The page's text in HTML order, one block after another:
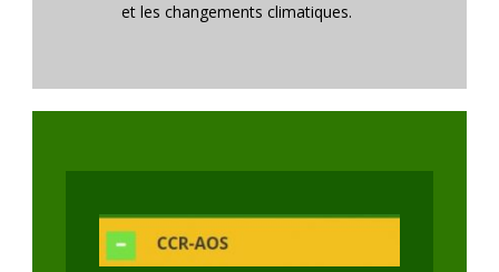
et les changements climatiques.